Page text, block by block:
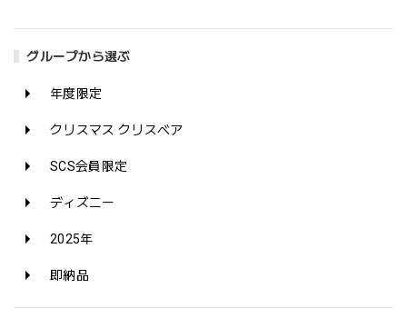
グループから選ぶ
年度限定
クリスマス クリスベア
SCS会員限定
ディズニー
2025年
即納品